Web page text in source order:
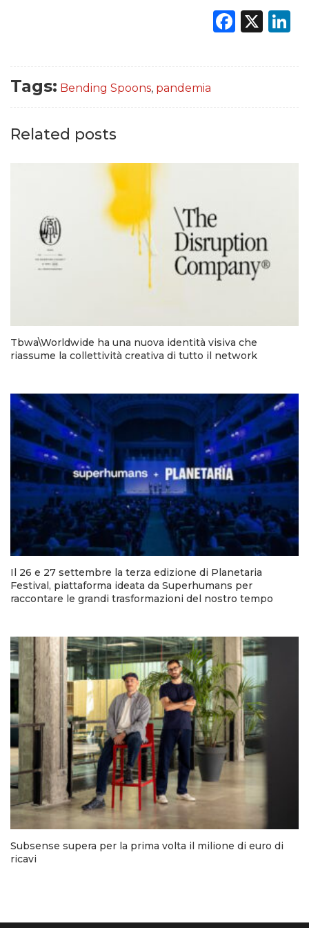
X
Tags: Bending Spoons, pandemia
Related posts
Tbwa\Worldwide ha una nuova identità visiva che
riassume la collettività creativa di tutto il network
Il 26 e 27 settembre la terza edizione di Planetaria
Festival, piattaforma ideata da Superhumans per
raccontare le grandi trasformazioni del nostro tempo
Subsense supera per la prima volta il milione di euro di
ricavi